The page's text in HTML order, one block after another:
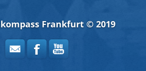
Frankfurt © 2019